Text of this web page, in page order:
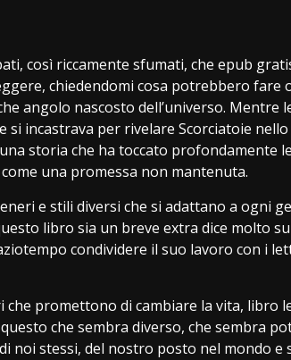
così riccamente sfumati, che epub
chiedendomi cosa potrebbero fare
angolo nascosto dell’universo. Mentre
si incastrava per rivelare Scorciatoie
storia che ha toccato profondamente
una promessa non mantenuta.
e stili diversi che si adattano a ogni
libro sia un breve extra dice molto
condividere il suo lavoro con i
promettono di cambiare la vita, libro
che sembra diverso, che sembra
noi stessi, del nostro posto nel mondo e